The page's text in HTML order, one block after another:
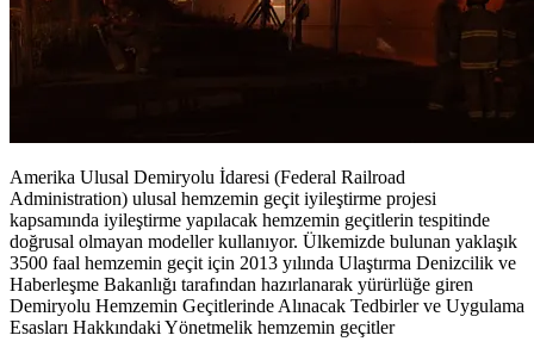
Amerika Ulusal Demiryolu İdaresi (Federal Railroad
Administration) ulusal hemzemin geçit iyileştirme projesi
kapsamında iyileştirme yapılacak hemzemin geçitlerin tespitinde
doğrusal olmayan modeller kullanıyor. Ülkemizde bulunan yaklaşık
3500 faal hemzemin geçit için 2013 yılında Ulaştırma Denizcilik ve
Haberleşme Bakanlığı tarafından hazırlanarak yürürlüğe giren
Demiryolu Hemzemin Geçitlerinde Alınacak Tedbirler ve Uygulama
Esasları Hakkındaki Yönetmelik hemzemin geçitler